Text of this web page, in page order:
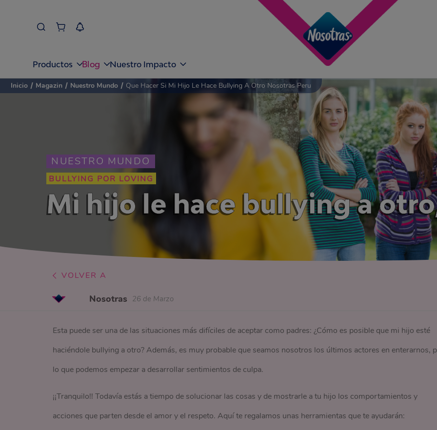
Productos Blog Nuestro Impacto
NUESTRO MUNDO
BULLYING POR LOVING
Mi hijo le hace bullying a
Inicio / Magazin / Nuestro Mundo / Que Hacer Si Mi Hijo Le Hace Bullying A Otro Nosotras Peru
VOLVER A
Nosotras 26 de Marzo
Esta puede ser una de las situaciones más difíciles de aceptar como padres: ¿Cómo es posible que mi hijo esté
haciéndole bullying a otro? Además, es muy probable que seamos nosotros los últimos actores en enterarnos,
lo que podemos empezar a desarrollar sentimientos de culpa.
¡¡Tranquilo!! Todavía estás a tiempo de solucionar las cosas y de mostrarle a tu hijo los comportamientos y
acciones que parten desde el amor y el respeto. Aquí te regalamos unas herramientas que te ayudarán: